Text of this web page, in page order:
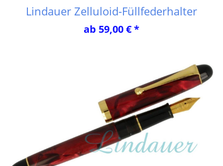
Lindauer Zelluloid-Füllfederhalter
ab 59,00 € *